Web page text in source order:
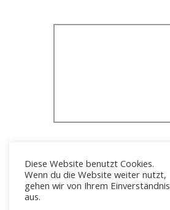
Diese Website benutzt Cookies.
Wenn du die Website weiter nutzt,
gehen wir von Ihrem Einverständnis
aus.